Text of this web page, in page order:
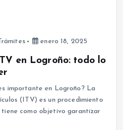
enero 18, 2025
en Logroño: todo lo
importante en Logroño? La
(ITV) es un procedimiento
tiene como objetivo garantizar